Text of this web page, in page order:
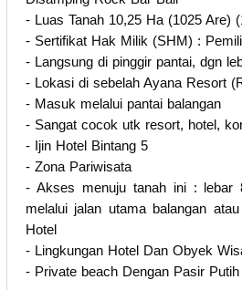
- Luas Tanah 10,25 Ha (1025 Are)
- Sertifikat Hak Milik (SHM) :
- Langsung di pinggir pantai, dgn
- Lokasi di sebelah Ayana Resort
- Masuk melalui pantai balangan
- Sangat cocok utk resort, hotel,
- Ijin Hotel Bintang 5
- Zona Pariwisata
- Akses menuju tanah ini : lebar
melalui jalan utama balangan
Hotel
- Lingkungan Hotel Dan Obyek
- Private beach Dengan Pasir Putih